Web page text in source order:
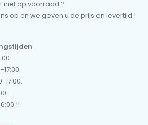
niet op voorraad ?
op en we geven u de prijs en levertijd !
17:00.
!!